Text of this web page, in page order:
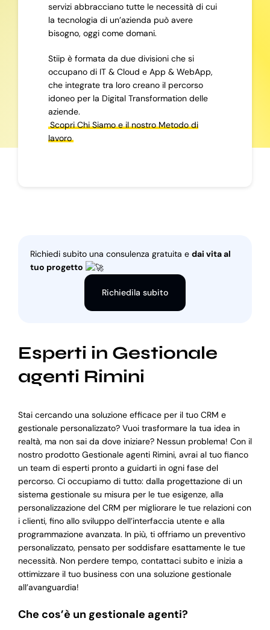
servizi abbracciano tutte le necessità di cui
la tecnologia di un’azienda può avere
bisogno, oggi come domani.
Stiip è formata da due divisioni che si
occupano di IT & Cloud e App & WebApp,
che integrate tra loro creano il percorso
idoneo per la Digital Transformation delle
aziende.
Scopri Chi Siamo e il nostro Metodo di
lavoro
Richiedi subito una consulenza gratuita e dai vita al
tuo progetto
Richiedila subito
Esperti in Gestionale
agenti Rimini
Stai cercando una soluzione efficace per il tuo CRM e
gestionale personalizzato? Vuoi trasformare la tua idea in
realtà, ma non sai da dove iniziare? Nessun problema! Con il
nostro prodotto Gestionale agenti Rimini, avrai al tuo fianco
un team di esperti pronto a guidarti in ogni fase del
percorso. Ci occupiamo di tutto: dalla progettazione di un
sistema gestionale su misura per le tue esigenze, alla
personalizzazione del CRM per migliorare le tue relazioni con
i clienti, fino allo sviluppo dell’interfaccia utente e alla
programmazione avanzata. In più, ti offriamo un preventivo
personalizzato, pensato per soddisfare esattamente le tue
necessità. Non perdere tempo, contattaci subito e inizia a
ottimizzare il tuo business con una soluzione gestionale
all’avanguardia!
Che cos’è un gestionale agenti?